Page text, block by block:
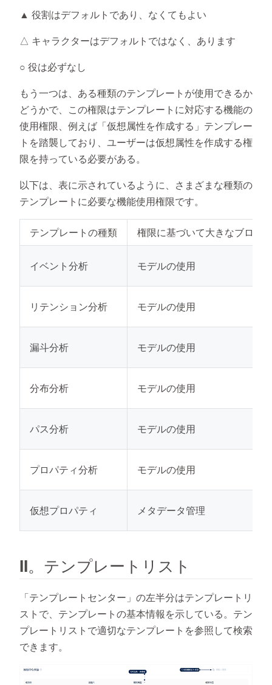
▲ 役割はデフォルトであり、なくてもよい
△ キャラクターはデフォルトではなく、あります
○ 役は必ずなし
もう一つは、ある種類のテンプレートが使用できるか
どうかで、この権限はテンプレートに対応する機能の
使用権限、例えば「仮想属性を作成する」テンプレー
トを踏襲しており、ユーザーは仮想属性を作成する権
限を持っている必要がある。
以下は、表に示されているように、さまざまな種類の
テンプレートに必要な機能使用権限です。
テンプレートの種類 権限に基づいて大きなブロッ
イベント分析 モデルの使用
リテンション分析 モデルの使用
漏斗分析 モデルの使用
分布分析 モデルの使用
パス分析 モデルの使用
プロパティ分析 モデルの使用
仮想プロパティ メタデータ管理
II。テンプレートリスト
「テンプレートセンター」の左半分はテンプレートリ
ストで、テンプレートの基本情報を示している。テン
プレートリストで適切なテンプレートを参照して検索
できます。